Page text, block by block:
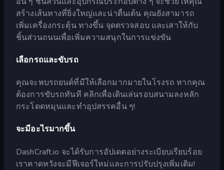
สร้างเส้นทางที่ยิ่งใหญ่และน่าตื่นเต้น คุณยังสามารถ
เพิ่มเครื่องกระตุ้น ทางขึ้น จุดตรวจสอบ และเสาให้กับ
ชิ้นส่วนถนนเพื่อเพิ่มความสนุกในการแข่งขัน
เลือกรถและขับรถ
คุณจะพบรถยนต์ที่มีให้เลือกมากมายในโรงรถ หากคุณ
ต้องการขับรถทันที คลิกเพื่อเดินเล่นรอบสนามลงหลัก
กระโดดหมุนและทำอุปสรรคอื่น ๆ!
จะมีอะไรมากขึ้น
DashCraft.io จะได้รับการอัปเดตอย่างระเบียบเรียบร้อย
เราคาดหวังจะมีฟีเจอร์ใหม่และการปรับปรุงเพิ่มเติม!